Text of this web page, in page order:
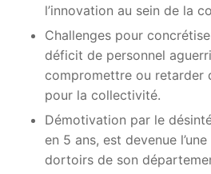
l’innovation au sein de la
Challenges pour
déficit de personnel
compromettre ou retarder
pour la collectivité.
Démotivation par le
en 5 ans, est devenue
dortoirs de son